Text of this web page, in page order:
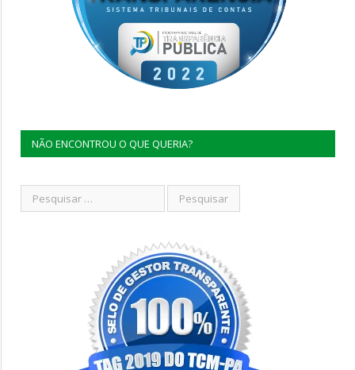
NÃO ENCONTROU O QUE QUERIA?